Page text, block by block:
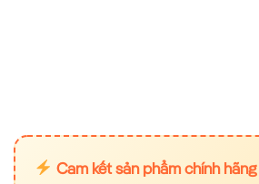
Cam kết sản phẩm chính